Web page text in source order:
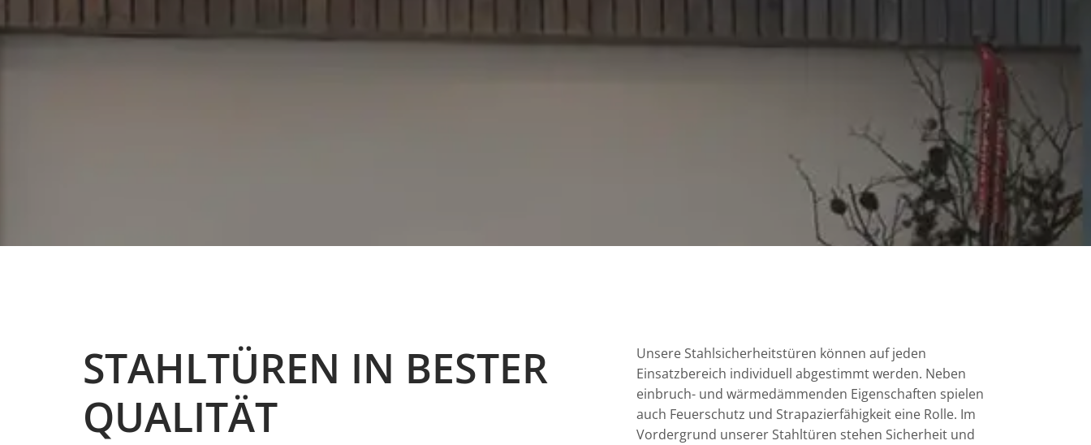
STAHLTÜREN IN BESTER
QUALITÄT
Unsere Stahlsicherheitstüren können auf jeden
Einsatzbereich individuell abgestimmt werden. Neben
einbruch- und wärmedämmenden Eigenschaften spielen
auch Feuerschutz und Strapazierfähigkeit eine Rolle. Im
Vordergrund unserer Stahltüren stehen Sicherheit und